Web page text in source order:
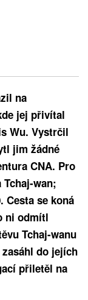
na
jej přivítal
Wu. Vystrčil
jim žádné
CNA. Pro
wan;
Cesta se koná
ni odmítl
Tchaj-wanu
do jejích
přiletěl na